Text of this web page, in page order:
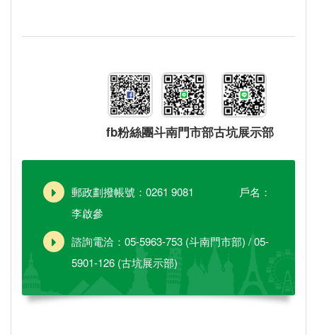
fb粉絲團斗南門市部古坑展示部
郵政劃撥帳號：0261 9081 戶名：
李啟參
諮詢電洽：05-5963-753 (斗南門市部) / 05-
5901-126 (古坑展示部)